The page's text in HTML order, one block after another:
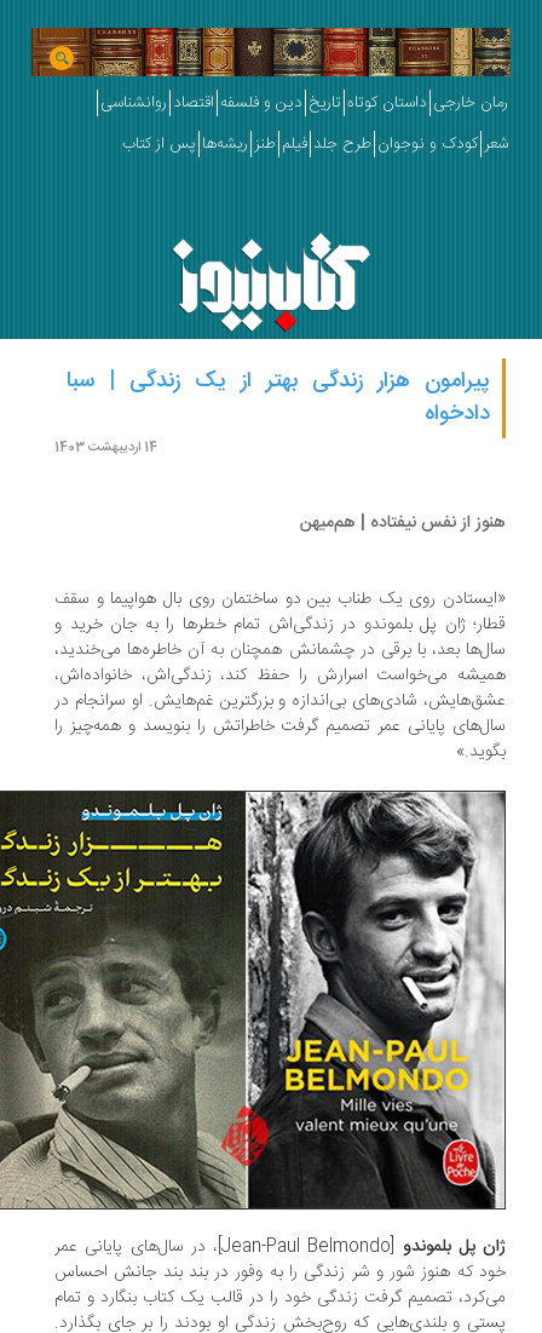
خارجی داستان کوتاه تاریخ دین و فلسفه اقتصاد روانشناسی
کودک و نوجوان طرح جلد فیلم طنز ریشه‌ها پس از کتاب
پیرامون هزار زندگی بهتر از یک زندگی | سبا
دادخواه
از نفس نیفتاده | هم‌میهن
روی یک طناب بین دو ساختمان روی بال هواپیما و سقف
ژان پل بلموندو در زندگی‌اش تمام خطرها را به جان خرید و
بعد، با برقی در چشمانش همچنان به آن خاطره‌ها می‌خندید،
می‌خواست اسرارش را حفظ کند، زندگی‌اش، خانواده‌اش،
شادی‌های بی‌اندازه و بزرگترین غم‌هایش. او سرانجام در
پایانی عمر تصمیم گرفت خاطراتش را بنویسد و همه‌چیز را
پل بلموندو
[Jean-Paul Belmondo]، در سال‌های پایانی عمر
که هنوز شور و شر زندگی را به وفور در بند بند جانش احساس
تصمیم گرفت زندگی خود را در قالب یک کتاب بنگارد و تمام
و بلندی‌هایی که روح‌بخش زندگی او بودند را بر جای بگذارد.